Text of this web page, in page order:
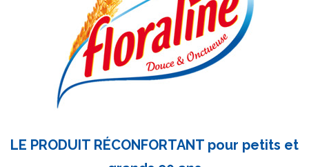
LE PRODUIT RÉCONFORTANT pour petits et